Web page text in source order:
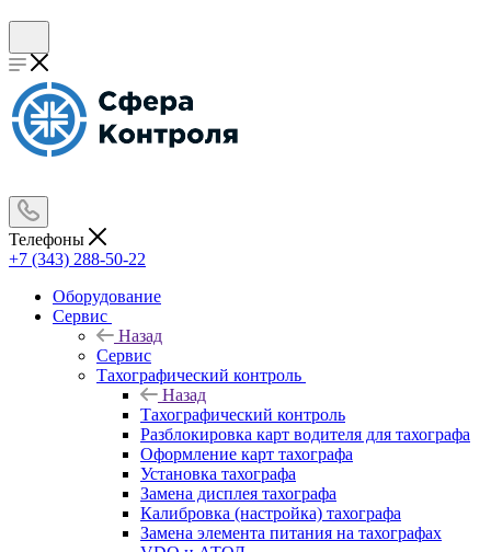
Телефоны
+7 (343) 288-50-22
Оборудование
Сервис
Назад
Сервис
Тахографический контроль
Назад
Тахографический контроль
Разблокировка карт водителя для тахографа
Оформление карт тахографа
Установка тахографа
Замена дисплея тахографа
Калибровка (настройка) тахографа
Замена элемента питания на тахографах